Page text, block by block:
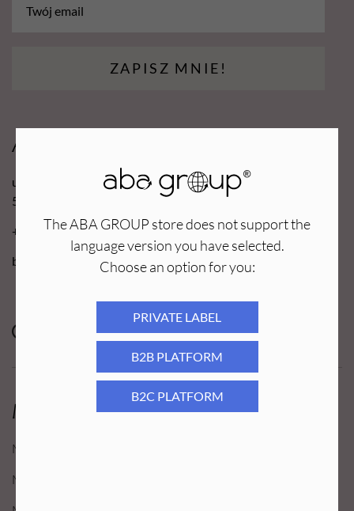
The ABA GROUP store does not support the
language version you have selected.
Choose an option for you:
PRIVATE LABEL
B2B PLATFORM
B2C PLATFORM
ZAPISZ MNIE!
Moje Konto
Moje konto
Moje Zamówienia
Aba Group
ul. Robotnicza 70D
53-608 Wrocław
+48 71 727 60 16
bok@e-abagroup.com